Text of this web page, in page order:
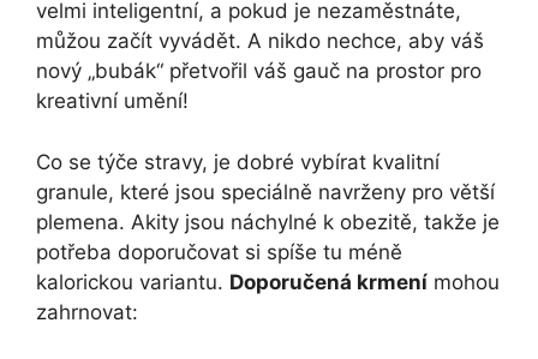
velmi inteligentní, a pokud je nezaměstnáte,
můžou začít vyvádět. A nikdo nechce, aby váš
nový „bubák“ přetvořil váš gauč na prostor pro
kreativní umění!
Co se týče stravy, je dobré vybírat kvalitní
granule, které jsou speciálně navrženy pro větší
plemena. Akity jsou náchylné k obezitě, takže je
potřeba doporučovat si spíše tu méně
kalorickou variantu. Doporučená krmení mohou
zahrnovat: